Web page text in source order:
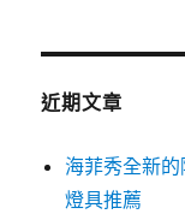
鍵
近期文章
海菲秀全新
燈具推薦